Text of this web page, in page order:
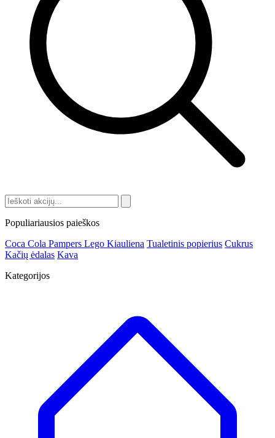
Populiariausios paieškos
Coca Cola Pampers Lego Kiauliena Tualetinis popierius Cukrus
Kačių ėdalas Kava
Kategorijos